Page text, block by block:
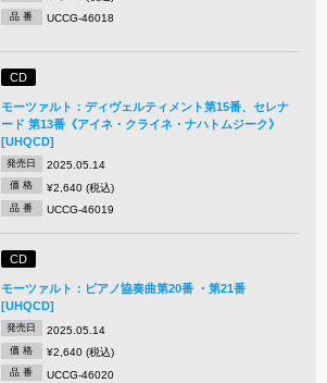
品 番 UCCG-46018
CD
モーツァルト：ディヴェルティメント第15番、セレナ
ード 第13番《アイネ・クライネ・ナハトムジーク》
[UHQCD]
発売日 2025.05.14
価 格 ¥2,640 (税込)
品 番 UCCG-46019
CD
モーツァルト：ピアノ協奏曲第20番 ・第21番
[UHQCD]
発売日 2025.05.14
価 格 ¥2,640 (税込)
品 番 UCCG-46020